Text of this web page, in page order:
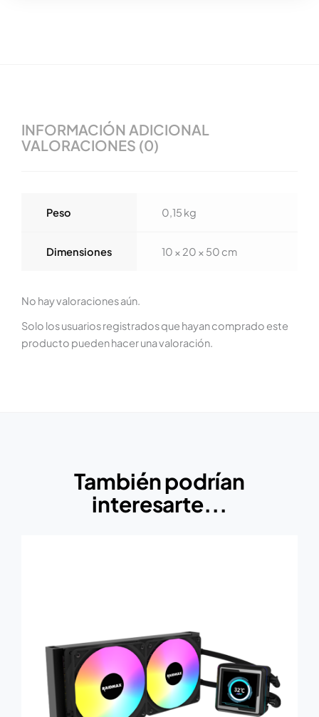
INFORMACIÓN ADICIONAL
VALORACIONES (0)
Peso 0,15 kg
Dimensiones 10 × 20 × 50 cm
No hay valoraciones aún.
Solo los usuarios registrados que hayan comprado este
producto pueden hacer una valoración.
También podrían
interesarte...